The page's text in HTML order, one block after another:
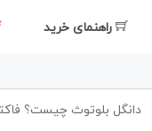
راهنمای خرید
دانگل بلوتوث چیست؟